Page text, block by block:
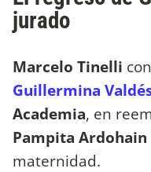
jurado
Marcelo Tinelli
Guillermina
Academia, en
Pampita Ardohain
maternidad.